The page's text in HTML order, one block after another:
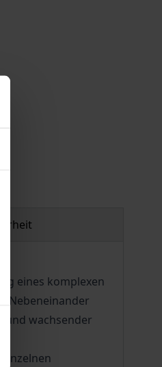
eines komplexen
Nebeneinander
und wachsender